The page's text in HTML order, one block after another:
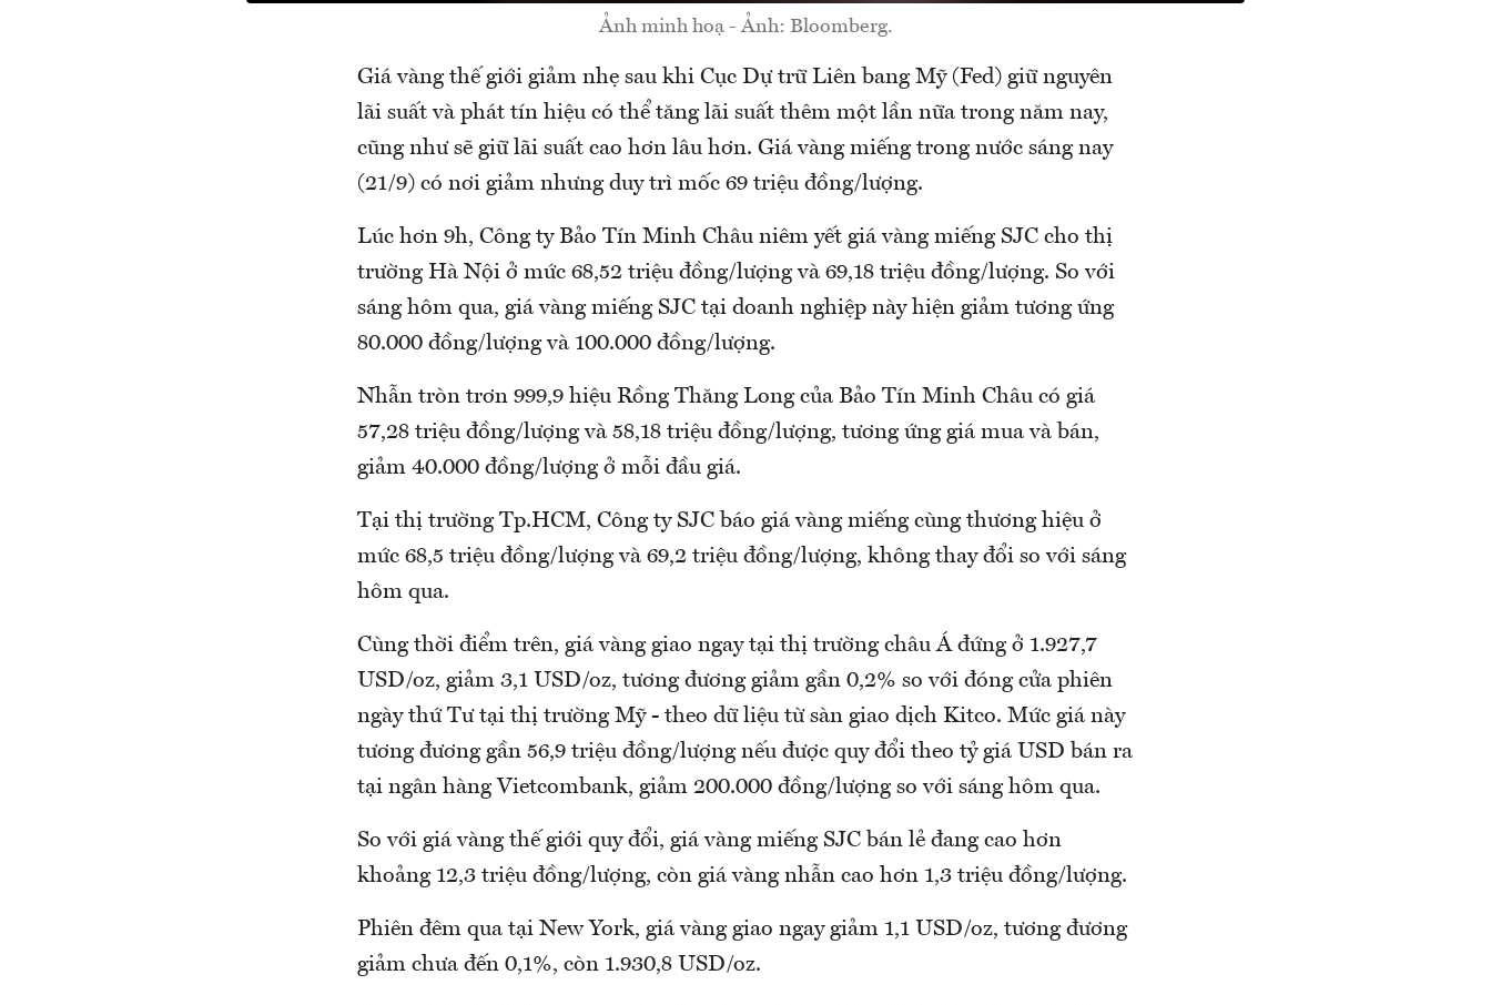
Ảnh minh hoạ - Ảnh: Bloomberg.
Giá vàng thế giới giảm nhẹ sau khi Cục Dự trữ Liên bang Mỹ (Fed) giữ nguyên
lãi suất và phát tín hiệu có thể tăng lãi suất thêm một lần nữa trong năm nay,
cũng như sẽ giữ lãi suất cao hơn lâu hơn. Giá vàng miếng trong nước sáng nay
(21/9) có nơi giảm nhưng duy trì mốc 69 triệu đồng/lượng.
Lúc hơn 9h, Công ty Bảo Tín Minh Châu niêm yết giá vàng miếng SJC cho thị
trường Hà Nội ở mức 68,52 triệu đồng/lượng và 69,18 triệu đồng/lượng. So với
sáng hôm qua, giá vàng miếng SJC tại doanh nghiệp này hiện giảm tương ứng
80.000 đồng/lượng và 100.000 đồng/lượng.
Nhẫn tròn trơn 999,9 hiệu Rồng Thăng Long của Bảo Tín Minh Châu có giá
57,28 triệu đồng/lượng và 58,18 triệu đồng/lượng, tương ứng giá mua và bán,
giảm 40.000 đồng/lượng ở mỗi đầu giá.
Tại thị trường Tp.HCM, Công ty SJC báo giá vàng miếng cùng thương hiệu ở
mức 68,5 triệu đồng/lượng và 69,2 triệu đồng/lượng, không thay đổi so với sáng
hôm qua.
Cùng thời điểm trên, giá vàng giao ngay tại thị trường châu Á đứng ở 1.927,7
USD/oz, giảm 3,1 USD/oz, tương đương giảm gần 0,2% so với đóng cửa phiên
ngày thứ Tư tại thị trường Mỹ - theo dữ liệu từ sàn giao dịch Kitco. Mức giá này
tương đương gần 56,9 triệu đồng/lượng nếu được quy đổi theo tỷ giá USD bán ra
tại ngân hàng Vietcombank, giảm 200.000 đồng/lượng so với sáng hôm qua.
So với giá vàng thế giới quy đổi, giá vàng miếng SJC bán lẻ đang cao hơn
khoảng 12,3 triệu đồng/lượng, còn giá vàng nhẫn cao hơn 1,3 triệu đồng/lượng.
Phiên đêm qua tại New York, giá vàng giao ngay giảm 1,1 USD/oz, tương đương
giảm chưa đến 0,1%, còn 1.930,8 USD/oz.